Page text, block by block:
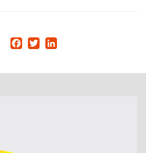
Facebook
Twitter